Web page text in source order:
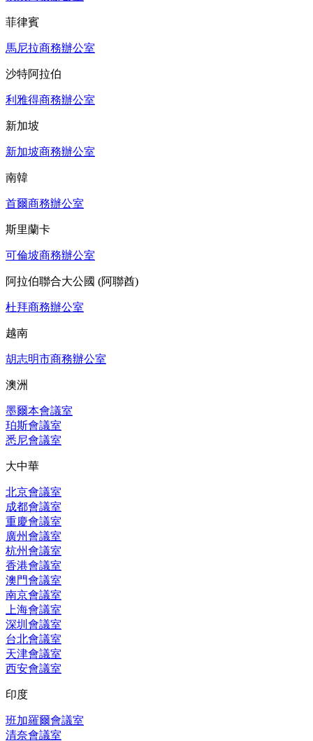
菲律賓
馬尼拉商務辦公室
沙特阿拉伯
利雅得商務辦公室
新加坡
新加坡商務辦公室
南韓
首爾商務辦公室
斯里蘭卡
可倫坡商務辦公室
阿拉伯聯合大公國 (阿聯酋)
杜拜商務辦公室
越南
胡志明市商務辦公室
澳洲
墨爾本會議室
珀斯會議室
悉尼會議室
大中華
北京會議室
成都會議室
重慶會議室
廣州會議室
杭州會議室
香港會議室
澳門會議室
南京會議室
上海會議室
深圳會議室
台北會議室
天津會議室
西安會議室
印度
班加羅爾會議室
清奈會議室